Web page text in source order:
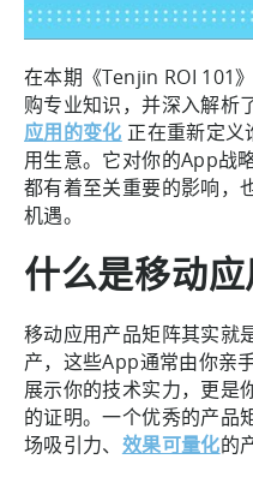
在本期《Tenjin ROI 101
购专业知识，并深入解析
应用的变化 正在重新定义
用生意。它对你的App战
都有着至关重要的影响，
机遇。
什么是移动应
移动应用产品矩阵其实就
产，这些App通常由你亲
展示你的技术实力，更是
的证明。一个优秀的产品
场吸引力、 效果可量化的